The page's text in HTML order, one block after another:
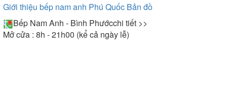
Giới thiệu bếp nam anh Phú Quốc Bản đồ
Bếp Nam Anh - Bình Phướcchi tiết >>
Mở cửa : 8h - 21h00 (kể cả ngày lễ)